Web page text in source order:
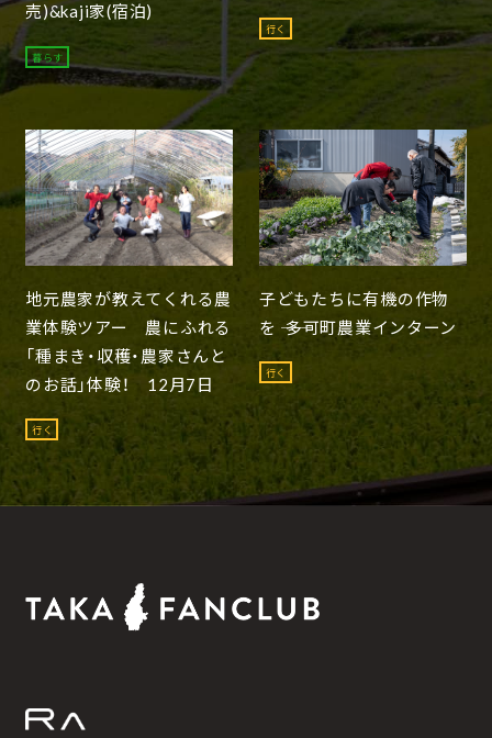
売)&kaji家(宿泊)
暮らす
行く
地元農家が教えてくれる農
業体験ツアー 農にふれる
「種まき・収穫・農家さんと
のお話」体験！ 12月7日
行く
子どもたちに有機の作物
を ―― 多可町農業インターン
行く